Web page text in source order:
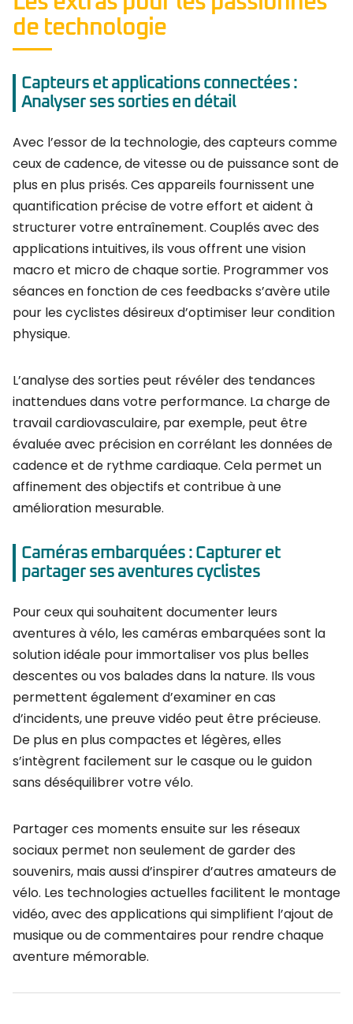
de technologie
Capteurs et applications connectées :
Analyser ses sorties en détail
Avec l’essor de la technologie, des capteurs comme
ceux de cadence, de vitesse ou de puissance sont de
plus en plus prisés. Ces appareils fournissent une
quantification précise de votre effort et aident à
structurer votre entraînement. Couplés avec des
applications intuitives, ils vous offrent une vision
macro et micro de chaque sortie. Programmer vos
séances en fonction de ces feedbacks s’avère utile
pour les cyclistes désireux d’optimiser leur condition
physique.
L’analyse des sorties peut révéler des tendances
inattendues dans votre performance. La charge de
travail cardiovasculaire, par exemple, peut être
évaluée avec précision en corrélant les données de
cadence et de rythme cardiaque. Cela permet un
affinement des objectifs et contribue à une
amélioration mesurable.
Caméras embarquées : Capturer et
partager ses aventures cyclistes
Pour ceux qui souhaitent documenter leurs
aventures à vélo, les caméras embarquées sont la
solution idéale pour immortaliser vos plus belles
descentes ou vos balades dans la nature. Ils vous
permettent également d’examiner en cas
d’incidents, une preuve vidéo peut être précieuse.
De plus en plus compactes et légères, elles
s’intègrent facilement sur le casque ou le guidon
sans déséquilibrer votre vélo.
Partager ces moments ensuite sur les réseaux
sociaux permet non seulement de garder des
souvenirs, mais aussi d’inspirer d’autres amateurs de
vélo. Les technologies actuelles facilitent le montage
vidéo, avec des applications qui simplifient l’ajout de
musique ou de commentaires pour rendre chaque
aventure mémorable.